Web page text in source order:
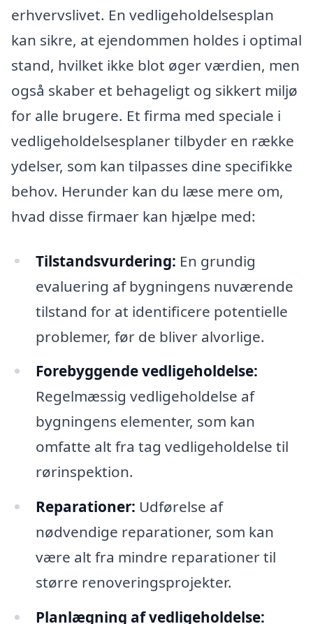
erhvervslivet. En vedligeholdelsesplan
kan sikre, at ejendommen holdes i optimal
stand, hvilket ikke blot øger værdien, men
også skaber et behageligt og sikkert miljø
for alle brugere. Et firma med speciale i
vedligeholdelsesplaner tilbyder en række
ydelser, som kan tilpasses dine specifikke
behov. Herunder kan du læse mere om,
hvad disse firmaer kan hjælpe med:
Tilstandsvurdering: En grundig
evaluering af bygningens nuværende
tilstand for at identificere potentielle
problemer, før de bliver alvorlige.
Forebyggende vedligeholdelse:
Regelmæssig vedligeholdelse af
bygningens elementer, som kan
omfatte alt fra tag vedligeholdelse til
rørinspektion.
Reparationer: Udførelse af
nødvendige reparationer, som kan
være alt fra mindre reparationer til
større renoveringsprojekter.
Planlægning af vedligeholdelse: